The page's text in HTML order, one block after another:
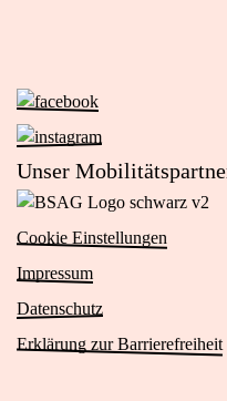
öffnen
(externer
Link)
Zur
Facebook-
Seite
von
Das
Viertel
in
neuem
Tab)
Zur
Seite
von
Das
Viertel
in
neuem
Unser
v2
Cookie Einstellungen
Impressum
Datenschutz
Erklärung zur Barrierefreiheit